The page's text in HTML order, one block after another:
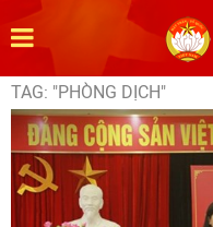
TAG: "PHÒNG DỊCH"